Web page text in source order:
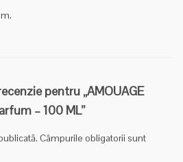
pentru „AMOUAGE
– 100 ML”
Câmpurile obligatorii sunt